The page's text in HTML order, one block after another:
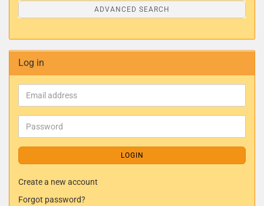
ADVANCED SEARCH
Log in
LOGIN
Create a new account
Forgot password?